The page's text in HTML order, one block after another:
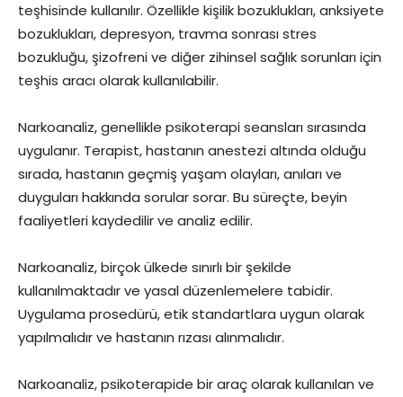
teşhisinde kullanılır. Özellikle kişilik bozuklukları, anksiyete
bozuklukları, depresyon, travma sonrası stres
bozukluğu, şizofreni ve diğer zihinsel sağlık sorunları için
teşhis aracı olarak kullanılabilir.
Narkoanaliz, genellikle psikoterapi seansları sırasında
uygulanır. Terapist, hastanın anestezi altında olduğu
sırada, hastanın geçmiş yaşam olayları, anıları ve
duyguları hakkında sorular sorar. Bu süreçte, beyin
faaliyetleri kaydedilir ve analiz edilir.
Narkoanaliz, birçok ülkede sınırlı bir şekilde
kullanılmaktadır ve yasal düzenlemelere tabidir.
Uygulama prosedürü, etik standartlara uygun olarak
yapılmalıdır ve hastanın rızası alınmalıdır.
Narkoanaliz, psikoterapide bir araç olarak kullanılan ve